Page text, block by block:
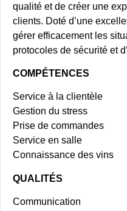
qualité et de créer une
clients. Doté d’une
gérer efficacement les
protocoles de sécurité et
COMPÉTENCES
Service à la clientèle
Gestion du stress
Prise de commandes
Service en salle
Connaissance des vins
QUALITÉS
Communication